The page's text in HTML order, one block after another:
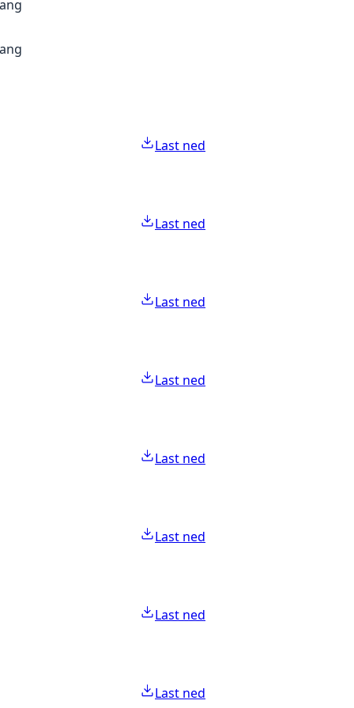
Last ned
Last ned
Last ned
Last ned
Last ned
Last ned
Last ned
Last ned